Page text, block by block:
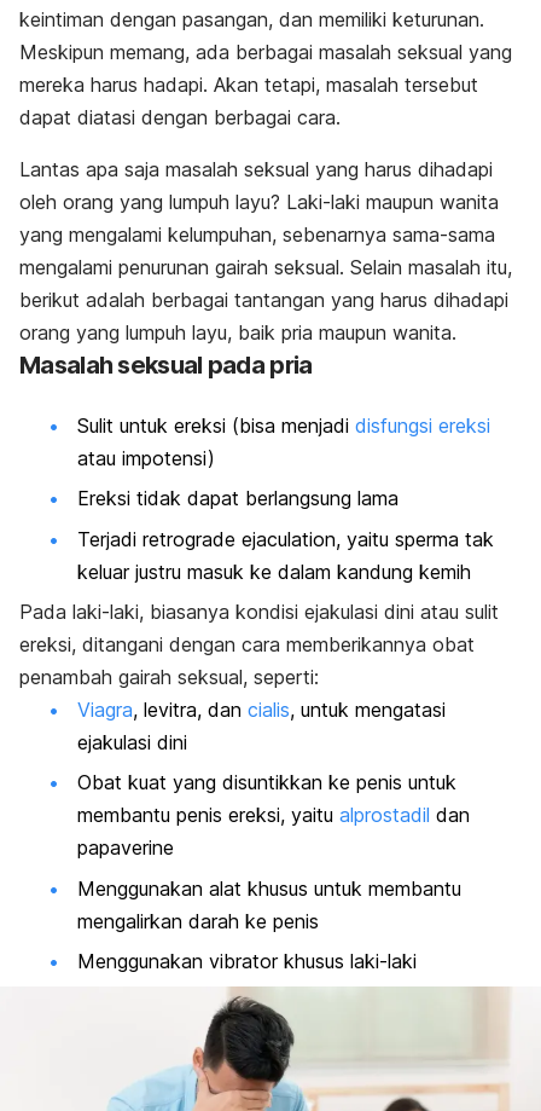
keintiman dengan pasangan, dan memiliki keturunan.
Meskipun memang, ada berbagai masalah seksual yang
mereka harus hadapi. Akan tetapi, masalah tersebut
dapat diatasi dengan berbagai cara.
Lantas apa saja masalah seksual yang harus dihadapi
oleh orang yang lumpuh layu? Laki-laki maupun wanita
yang mengalami kelumpuhan, sebenarnya sama-sama
mengalami penurunan gairah seksual. Selain masalah itu,
berikut adalah berbagai tantangan yang harus dihadapi
orang yang lumpuh layu, baik pria maupun wanita.
Masalah seksual pada pria
Sulit untuk ereksi (bisa menjadi disfungsi ereksi
atau impotensi)
Ereksi tidak dapat berlangsung lama
Terjadi retrograde ejaculation, yaitu sperma tak
keluar justru masuk ke dalam kandung kemih
Pada laki-laki, biasanya kondisi ejakulasi dini atau sulit
ereksi, ditangani dengan cara memberikannya obat
penambah gairah seksual, seperti:
Viagra, levitra, dan cialis, untuk mengatasi
ejakulasi dini
Obat kuat yang disuntikkan ke penis untuk
membantu penis ereksi, yaitu alprostadil dan
papaverine
Menggunakan alat khusus untuk membantu
mengalirkan darah ke penis
Menggunakan vibrator khusus laki-laki